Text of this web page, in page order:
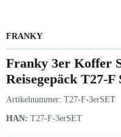
FRANKY
Franky 3er Koffer
Reisegepäck T27-
Artikelnummer: T27-F-3erSET
HAN: T27-F-3erSET